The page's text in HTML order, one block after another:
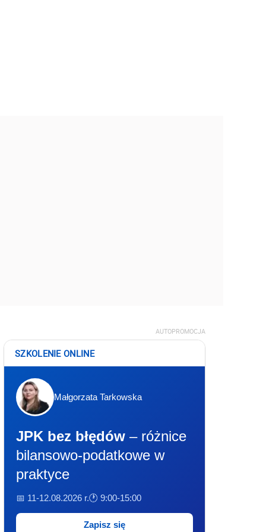
AUTOPROMOCJA
SZKOLENIE ONLINE
Małgorzata Tarkowska
JPK bez błędów – różnice
bilansowo-podatkowe w
praktyce
📅 11-12.08.2026 r.🕐 9:00-15:00
Zapisz się